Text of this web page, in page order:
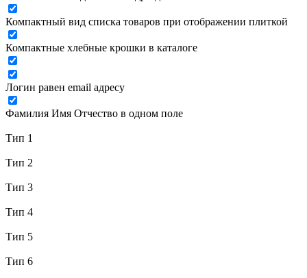
Компактный вид списка товаров при отображении плиткой
Компактные хлебные крошки в каталоге
Логин равен email адресу
Фамилия Имя Отчество в одном поле
Тип 1
Тип 2
Тип 3
Тип 4
Тип 5
Тип 6